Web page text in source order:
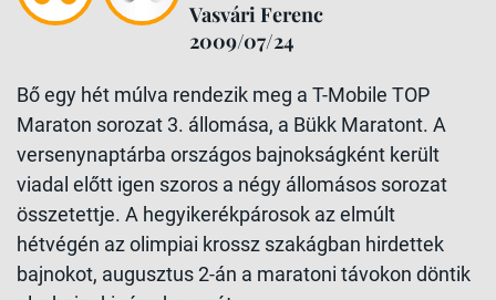
Vasvári Ferenc
2009/07/24
Bő egy hét múlva rendezik meg a T-Mobile TOP
Maraton sorozat 3. állomása, a Bükk Maratont. A
versenynaptárba országos bajnokságként került
viadal előtt igen szoros a négy állomásos sorozat
összetettje. A hegyikerékpárosok az elmúlt
hétvégén az olimpiai krossz szakágban hirdettek
bajnokot, augusztus 2-án a maratoni távokon döntik